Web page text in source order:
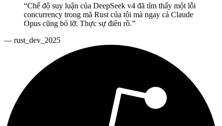
“Chế độ suy luận của DeepSeek v4 đã tìm thấy một lỗi
concurrency trong mã Rust của tôi mà ngay cả Claude
Opus cũng bỏ lỡ. Thực sự điên rồ.”
— rust_dev_2025